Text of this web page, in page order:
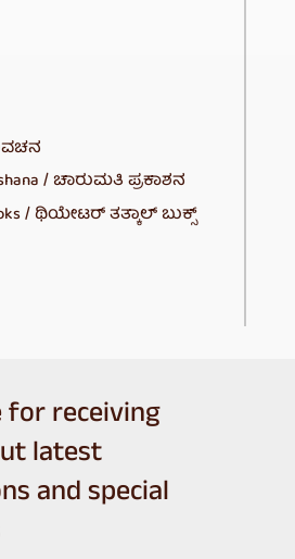
/ ಚಾರುಮತಿ ಪ್ರಕಾಶನ
/ ಥಿಯೇಟರ್ ತತ್ಕಾಲ್ ಬುಕ್ಸ್
for receiving
latest
and special